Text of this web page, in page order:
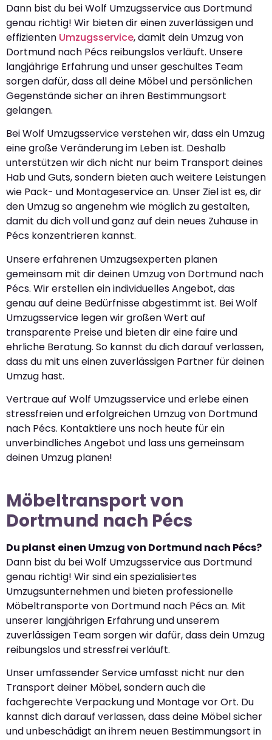
Dann bist du bei Wolf Umzugsservice aus Dortmund
genau richtig! Wir bieten dir einen zuverlässigen und
effizienten Umzugsservice, damit dein Umzug von
Dortmund nach Pécs reibungslos verläuft. Unsere
langjährige Erfahrung und unser geschultes Team
sorgen dafür, dass all deine Möbel und persönlichen
Gegenstände sicher an ihren Bestimmungsort
gelangen.
Bei Wolf Umzugsservice verstehen wir, dass ein Umzug
eine große Veränderung im Leben ist. Deshalb
unterstützen wir dich nicht nur beim Transport deines
Hab und Guts, sondern bieten auch weitere Leistungen
wie Pack- und Montageservice an. Unser Ziel ist es, dir
den Umzug so angenehm wie möglich zu gestalten,
damit du dich voll und ganz auf dein neues Zuhause in
Pécs konzentrieren kannst.
Unsere erfahrenen Umzugsexperten planen
gemeinsam mit dir deinen Umzug von Dortmund nach
Pécs. Wir erstellen ein individuelles Angebot, das
genau auf deine Bedürfnisse abgestimmt ist. Bei Wolf
Umzugsservice legen wir großen Wert auf
transparente Preise und bieten dir eine faire und
ehrliche Beratung. So kannst du dich darauf verlassen,
dass du mit uns einen zuverlässigen Partner für deinen
Umzug hast.
Vertraue auf Wolf Umzugsservice und erlebe einen
stressfreien und erfolgreichen Umzug von Dortmund
nach Pécs. Kontaktiere uns noch heute für ein
unverbindliches Angebot und lass uns gemeinsam
deinen Umzug planen!
Möbeltransport von
Dortmund nach Pécs
Du planst einen Umzug von Dortmund nach Pécs?
Dann bist du bei Wolf Umzugsservice aus Dortmund
genau richtig! Wir sind ein spezialisiertes
Umzugsunternehmen und bieten professionelle
Möbeltransporte von Dortmund nach Pécs an. Mit
unserer langjährigen Erfahrung und unserem
zuverlässigen Team sorgen wir dafür, dass dein Umzug
reibungslos und stressfrei verläuft.
Unser umfassender Service umfasst nicht nur den
Transport deiner Möbel, sondern auch die
fachgerechte Verpackung und Montage vor Ort. Du
kannst dich darauf verlassen, dass deine Möbel sicher
und unbeschädigt an ihrem neuen Bestimmungsort in